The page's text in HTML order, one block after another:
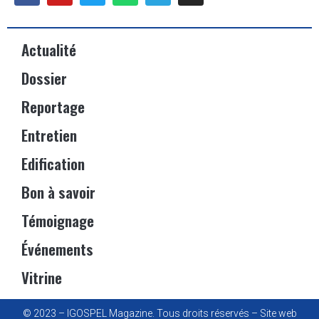
Actualité
Dossier
Reportage
Entretien
Edification
Bon à savoir
Témoignage
Événements
Vitrine
© 2023 – IGOSPEL Magazine. Tous droits réservés – Site web